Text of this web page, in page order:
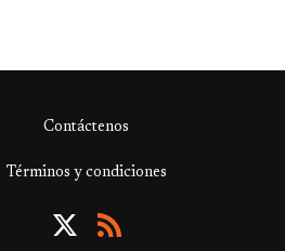
Contáctenos
Términos y condiciones